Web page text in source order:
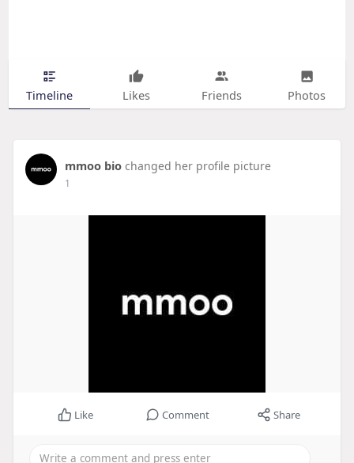
Timeline Likes Friends Photos
mmoo bio changed her profile picture
1
Like Comment Share